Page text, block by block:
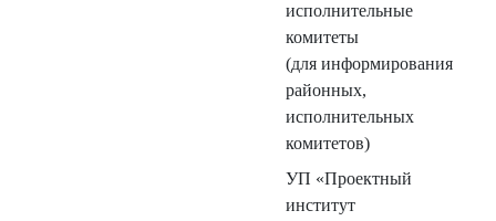
исполнительные
комитеты
(для информирования
районных,
исполнительных
комитетов)
УП «Проектный
институт